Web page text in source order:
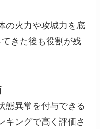
の火力や攻城力を底
きた後も役割が残
態異常を付与できる
キングで高く評価さ